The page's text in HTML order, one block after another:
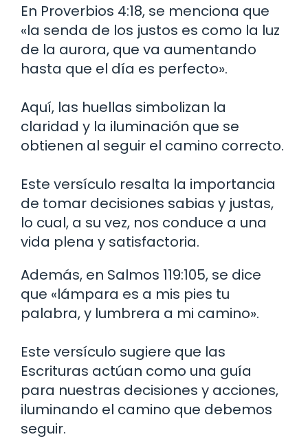
En Proverbios 4:18, se menciona que
«la senda de los justos es como la luz
de la aurora, que va aumentando
hasta que el día es perfecto».
Aquí, las huellas simbolizan la
claridad y la iluminación que se
obtienen al seguir el camino correcto.
Este versículo resalta la importancia
de tomar decisiones sabias y justas,
lo cual, a su vez, nos conduce a una
vida plena y satisfactoria.
Además, en Salmos 119:105, se dice
que «lámpara es a mis pies tu
palabra, y lumbrera a mi camino».
Este versículo sugiere que las
Escrituras actúan como una guía
para nuestras decisiones y acciones,
iluminando el camino que debemos
seguir.